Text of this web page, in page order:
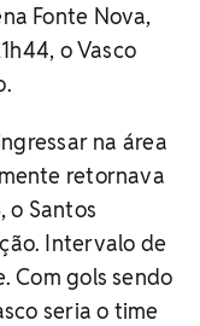
Fonte Nova,
o Vasco
na área
retornava
o Santos
Intervalo de
Com gols sendo
seria o time